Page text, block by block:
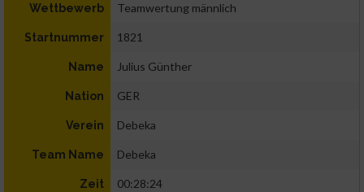
Wettbewerb Teamwertung männlich
Startnummer 1821
Name Julius Günther
Nation GER
Verein Debeka
Team Name Debeka
Zeit 00:28:24